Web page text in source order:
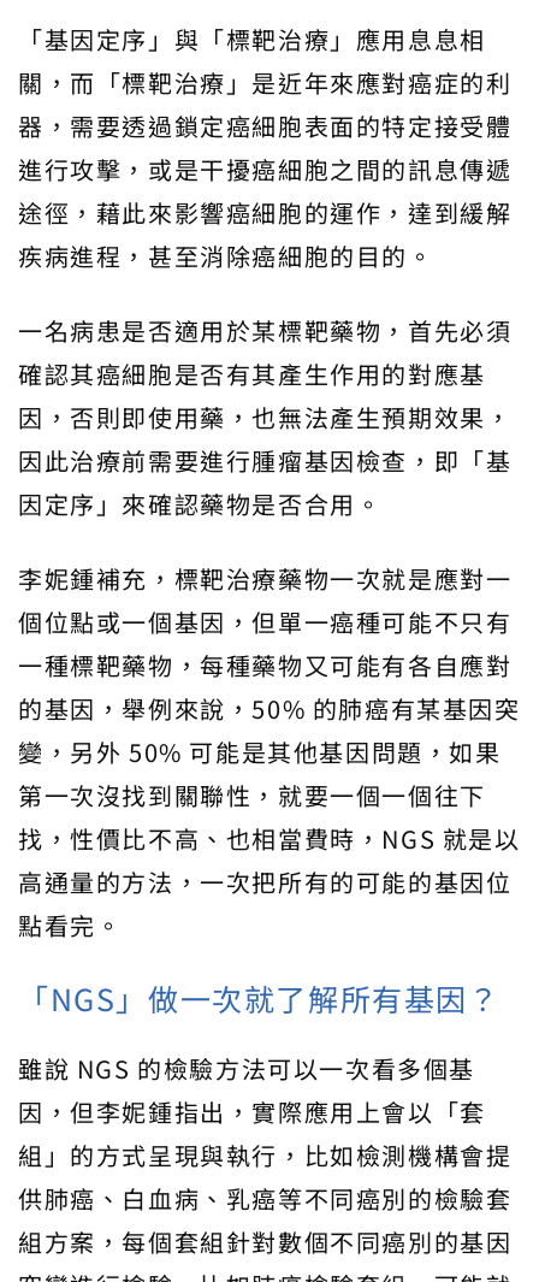
「基因定序」與「標靶治療」應用息息相
關，而「標靶治療」是近年來應對癌症的利
器，需要透過鎖定癌細胞表面的特定接受體
進行攻擊，或是干擾癌細胞之間的訊息傳遞
途徑，藉此來影響癌細胞的運作，達到緩解
疾病進程，甚至消除癌細胞的目的。
一名病患是否適用於某標靶藥物，首先必須
確認其癌細胞是否有其產生作用的對應基
因，否則即使用藥，也無法產生預期效果，
因此治療前需要進行腫瘤基因檢查，即「基
因定序」來確認藥物是否合用。
李妮鍾補充，標靶治療藥物一次就是應對一
個位點或一個基因，但單一癌種可能不只有
一種標靶藥物，每種藥物又可能有各自應對
的基因，舉例來說，50% 的肺癌有某基因突
變，另外 50% 可能是其他基因問題，如果
第一次沒找到關聯性，就要一個一個往下
找，性價比不高、也相當費時，NGS 就是以
高通量的方法，一次把所有的可能的基因位
點看完。
「NGS」做一次就了解所有基因？
雖說 NGS 的檢驗方法可以一次看多個基
因，但李妮鍾指出，實際應用上會以「套
組」的方式呈現與執行，比如檢測機構會提
供肺癌、白血病、乳癌等不同癌別的檢驗套
組方案，每個套組針對數個不同癌別的基因